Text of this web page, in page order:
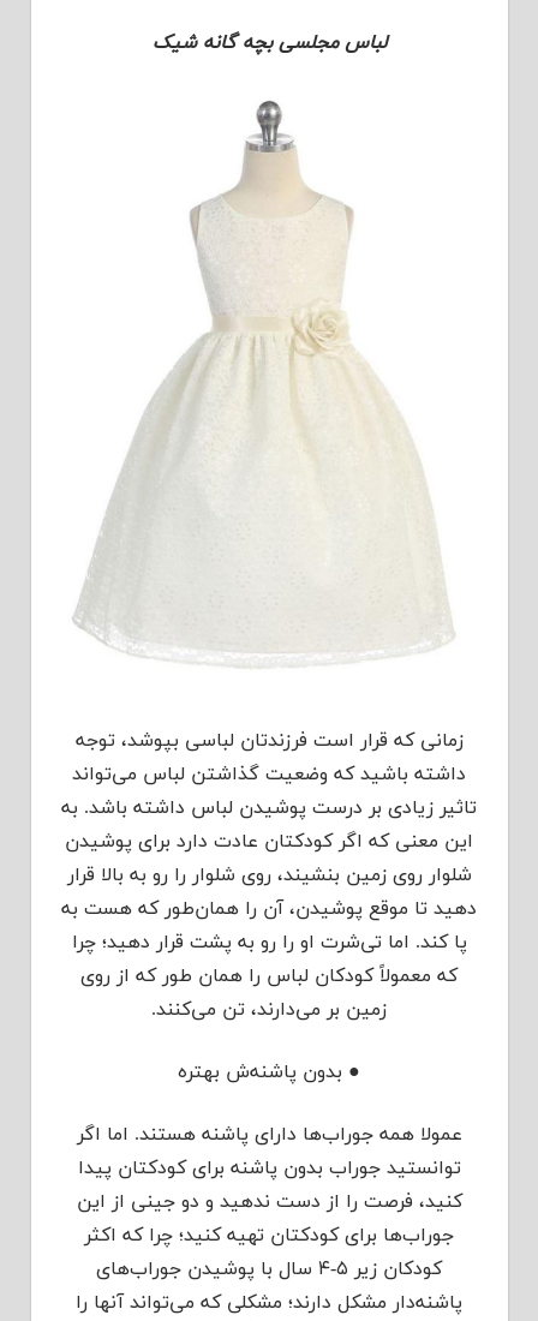
لباس مجلسی بچه گانه شیک
زمانی که قرار است فرزندتان لباسی بپوشد، توجه
داشته باشید که وضعیت گذاشتن لباس می‌تواند
تاثیر زیادی بر درست پوشیدن لباس داشته باشد. به
این معنی که اگر کودکتان عادت دارد برای پوشیدن
شلوار روی زمین بنشیند، روی شلوار را رو به بالا قرار
دهید تا موقع پوشیدن، آن را همان‌طور که هست به
پا کند. اما تی‌شرت او را رو به پشت قرار دهید؛ چرا
که معمولاً کودکان لباس را همان طور که از روی
زمین بر می‌دارند، تن می‌کنند.
● بدون پاشنه‌ش بهتره
عمولا همه‌ جوراب‌ها دارای پاشنه هستند. اما اگر
توانستید جوراب بدون پاشنه برای کودکتان پیدا
کنید، فرصت را از دست ندهید و دو جینی از این
جوراب‌ها برای کودکتان تهیه کنید؛ چرا که اکثر
کودکان زیر ۵-۴ سال با پوشیدن جوراب‌های
پاشنه‌دار مشکل دارند؛ مشکلی که می‌تواند آنها را